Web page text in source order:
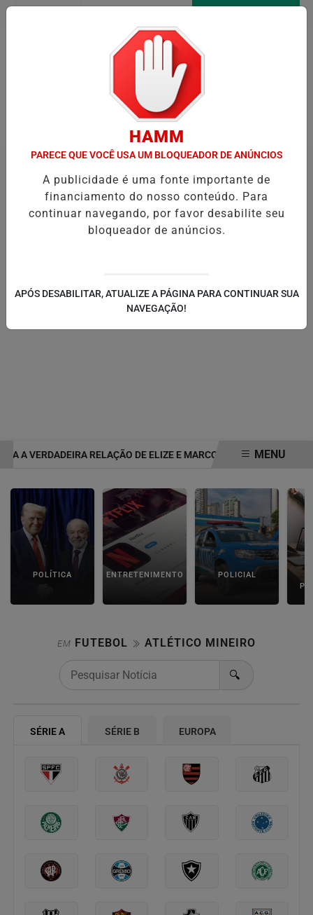
Pesquisar Notícia
A VERDADEIRA RELAÇÃO DE ELIZE E MARCOS MATSUNAGA
MENU
POLÍTICA ENTRETENIMENTO POLICIAL
EM FUTEBOL ATLÉTICO MINEIRO
🔍
SÉRIE A SÉRIE B EUROPA
HAMM
PARECE QUE VOCÊ USA UM BLOQUEADOR DE ANÚNCIOS
A publicidade é uma fonte importante de
financiamento do nosso conteúdo. Para
continuar navegando, por favor desabilite seu
bloqueador de anúncios.
APÓS DESABILITAR, ATUALIZE A PÁGINA PARA CONTINUAR SUA
NAVEGAÇÃO!